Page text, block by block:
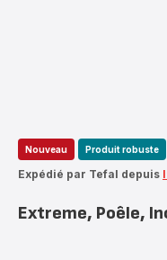
Nouveau Produit robuste
Expédié par Tefal depuis
Extreme, Poêle,